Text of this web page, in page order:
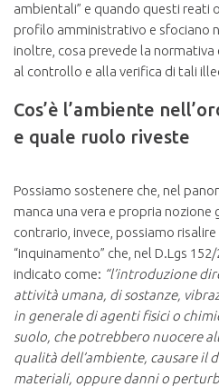
ambientali” e quando questi reati
profilo amministrativo e sfociano
inoltre, cosa prevede la
al controllo e alla verifica di tali
Cos’è l’ambiente
e quale ruolo riveste
Possiamo sostenere che, nel
manca una vera e propria nozione
contrario, invece, possiamo
“inquinamento” che, nel D.Lgs
indicato come: “l’introduzione
attività umana, di sostanze,
in generale di agenti fisici o
suolo, che potrebbero nuocere
qualità dell’ambiente, causare il
materiali, oppure danni o